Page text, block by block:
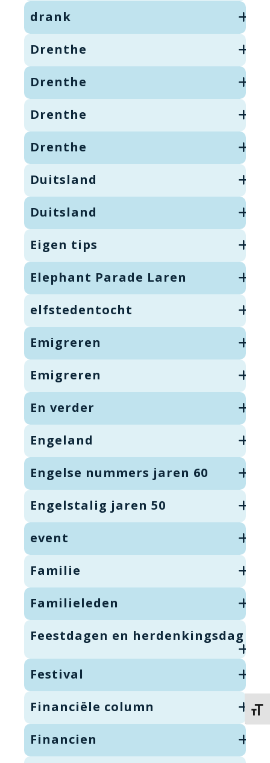
drank
Drenthe
Drenthe
Drenthe
Drenthe
Duitsland
Duitsland
Eigen tips
Elephant Parade Laren
elfstedentocht
Emigreren
Emigreren
En verder
Engeland
Engelse nummers jaren 60
Engelstalig jaren 50
event
Familie
Familieleden
Feestdagen en herdenkingsdag
Festival
Financiële column
Financien